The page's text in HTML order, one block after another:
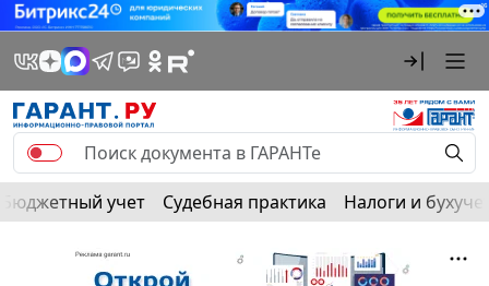
Бюджетный учет Судебная практика Налоги и